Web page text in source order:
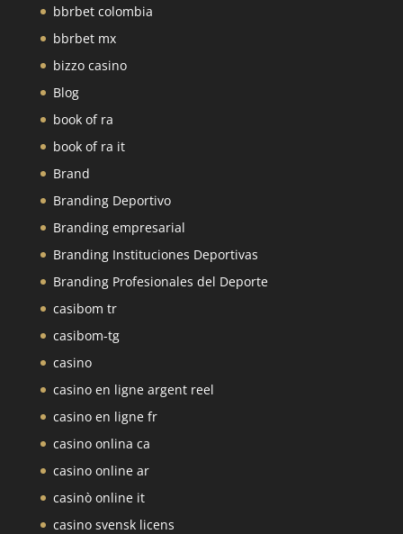
bbrbet colombia
bbrbet mx
bizzo casino
Blog
book of ra
book of ra it
Brand
Branding Deportivo
Branding empresarial
Branding Instituciones Deportivas
Branding Profesionales del Deporte
casibom tr
casibom-tg
casino
casino en ligne argent reel
casino en ligne fr
casino onlina ca
casino online ar
casinò online it
casino svensk licens